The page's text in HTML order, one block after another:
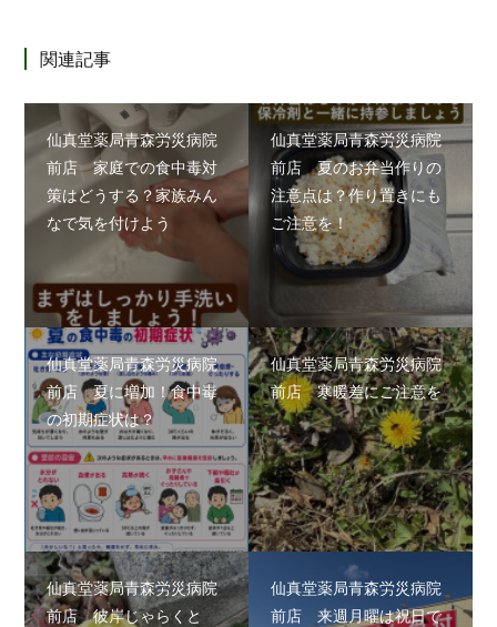
関連記事
仙真堂薬局青森労災病院
前店 家庭での食中毒対
策はどうする？家族みん
なで気を付けよう
仙真堂薬局青森労災病院
前店 夏のお弁当作りの
注意点は？作り置きにも
ご注意を！
仙真堂薬局青森労災病院
前店 夏に増加！食中毒
の初期症状は？
仙真堂薬局青森労災病院
前店 寒暖差にご注意を
仙真堂薬局青森労災病院
前店 彼岸じゃらくと
仙真堂薬局青森労災病院
前店 来週月曜は祝日で